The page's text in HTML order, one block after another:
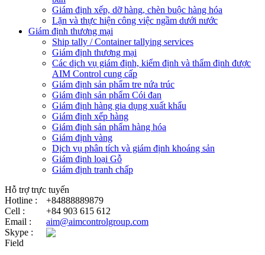
Giám định xếp, dỡ hàng, chèn buộc hàng hóa
Lặn và thực hiện công việc ngầm dưới nước
Giám định thương mại
Ship tally / Container tallying services
Giám định thương mại
Các dịch vụ giám định, kiểm định và thẩm định được
AIM Control cung cấp
Giám định sản phẩm tre nứa trúc
Giám định sản phẩm Cói đan
Giám định hàng gia dụng xuất khẩu
Giám định xếp hàng
Giám định sản phẩm hàng hóa
Giám định vàng
Dịch vụ phân tích và giám định khoáng sản
Giám định loại Gỗ
Giám định tranh chấp
Hỗ trợ trực tuyến
Hotline :
+84888889879
Cell :
+84 903 615 612
Email :
aim@aimcontrolgroup.com
Skype :
Field